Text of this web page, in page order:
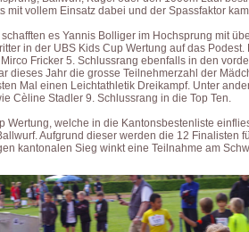
mit vollem Einsatz dabei und der Spassfaktor
es Yannis Bolliger im Hochsprung mit
in der UBS Kids Cup Wertung auf das
Fricker 5. Schlussrang ebenfalls in den
dieses Jahr die grosse Teilnehmerzahl der
Mal einen Leichtathletik Dreikampf. Unter
Cèline Stadler 9. Schlussrang in die Top Ten.
Wertung, welche in die Kantonsbestenliste
Aufgrund dieser werden die 12 Finalisten
kantonalen Sieg winkt eine Teilnahme am